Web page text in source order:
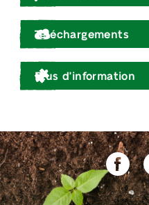
Téléchargements
Plus d'information